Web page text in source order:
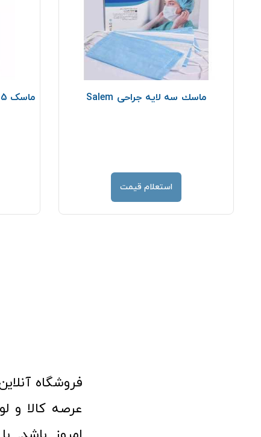
ماسك سه لايه جراحی Salem
استعلام قیمت